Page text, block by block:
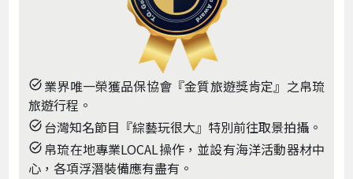
task_alt 業界唯一榮獲品保協會『金質旅遊獎肯定』之帛琉
旅遊行程。
task_alt 台灣知名節目『綜藝玩很大』特別前往取景拍攝。
task_alt 帛琉在地專業LOCAL操作，並設有海洋活動器材中
心，各項浮潛裝備應有盡有。